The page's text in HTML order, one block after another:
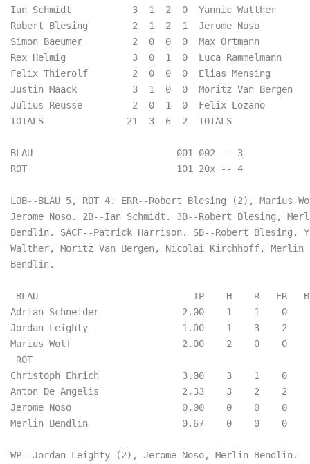
Ian Schmidt           3  1  2  0  Yannic Walther
Robert Blesing        2  1  2  1  Jerome Noso
Simon Baeumer         2  0  0  0  Max Ortmann
Rex Helmig            3  0  1  0  Luca
Felix Thierolf        2  0  0  0  Elias Mensing
Justin Maack          3  1  0  0  Moritz Van
Julius Reusse         2  0  1  0  Felix Lozano
TOTALS               21  3  6  2  TOTALS
BLAU                          001 002 -- 3
ROT                           101 20x -- 4
LOB--BLAU 5, ROT 4. ERR--Robert Blesing (2), Marius
Jerome Noso. 2B--Ian Schmidt. 3B--Robert Blesing,
Bendlin. SACF--Patrick Harrison. SB--Robert Blesing,
Walther, Moritz Van Bergen, Nicolai Kirchhoff, Merlin
Bendlin.
BLAU                            IP    H    R   ER   BB
Adrian Schneider               2.00    1    1    0
Jordan Leighty                 1.00    1    3    2
Marius Wolf                    2.00    2    0    0
ROT
Christoph Ehrich               3.00    3    1    0
Anton De Angelis               2.33    3    2    2
Jerome Noso                    0.00    0    0    0
Merlin Bendlin                 0.67    0    0    0
WP--Jordan Leighty (2), Jerome Noso, Merlin Bendlin.